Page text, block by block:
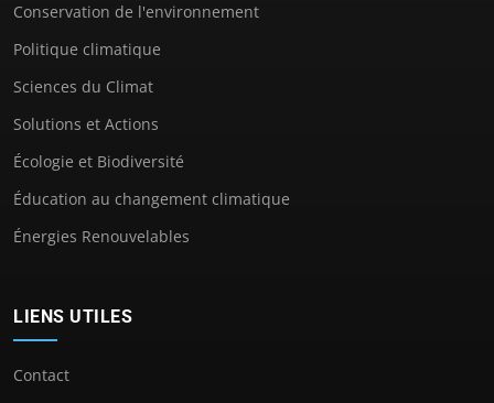
Conservation de l'environnement
Politique climatique
Sciences du Climat
Solutions et Actions
Écologie et Biodiversité
Éducation au changement climatique
Énergies Renouvelables
LIENS UTILES
Contact